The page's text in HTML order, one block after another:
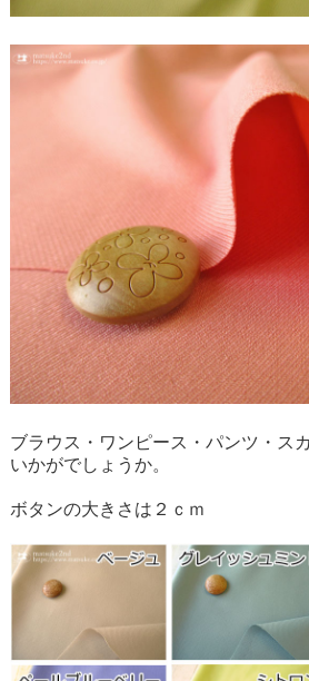
ブラウス・ワンピース・パンツ・ス
いかがでしょうか。
ボタンの大きさは２ｃｍ